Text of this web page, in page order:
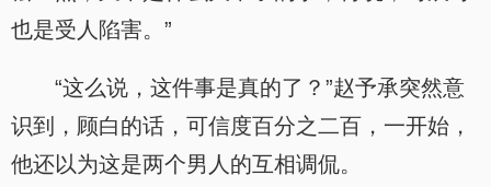
也是受人陷害。”
“这么说，这件事是真的了？”赵予承突然意
识到，顾白的话，可信度百分之二百，一开始，
他还以为这是两个男人的互相调侃。